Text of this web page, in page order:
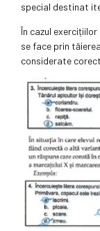
special destinat
În cazul exercițiilor
se face prin
considerate